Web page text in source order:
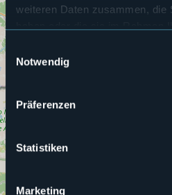
weiteren Daten zusammen, die
Einwilligungsauswahl
Notwendig
Präferenzen
Statistiken
Marketing